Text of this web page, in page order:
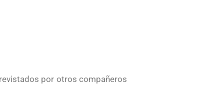
por otros compañeros